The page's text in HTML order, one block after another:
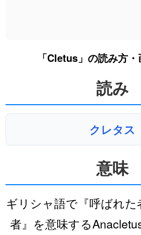
「Cletus」の読み方
読み
クレタス
意味
ギリシャ語で『呼ばれた
者』を意味する